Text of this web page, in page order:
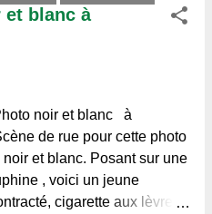
et blanc à
noir et blanc à
de rue pour cette photo
et blanc. Posant sur une
, voici un jeune
cigarette aux lèvres,